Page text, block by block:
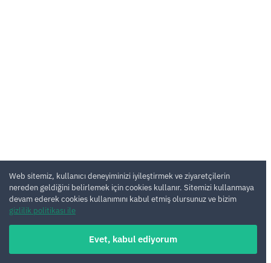
Web sitemiz, kullanıcı deneyiminizi iyileştirmek ve ziyaretçilerin
nereden geldiğini belirlemek için cookies kullanır. Sitemizi kullanmaya
devam ederek cookies kullanımını kabul etmiş olursunuz ve bizim
gizlilik politikası ile
Evet, kabul ediyorum